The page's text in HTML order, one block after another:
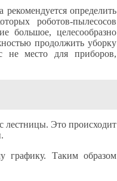
определить
роботов-пылесосов
большое, целесообразно
продолжить уборку
не место для приборов,
лестницы. Это происходит
графику. Таким образом